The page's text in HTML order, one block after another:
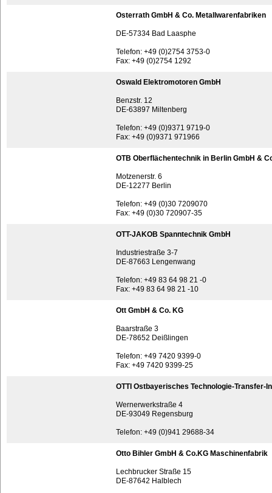
Osterrath GmbH & Co. Metallwarenfabriken
DE-57334 Bad Laasphe
Telefon: +49 (0)2754 3753-0
Fax: +49 (0)2754 1292
Oswald Elektromotoren GmbH
Benzstr. 12
DE-63897 Miltenberg
Telefon: +49 (0)9371 9719-0
Fax: +49 (0)9371 971966
OTB Oberflächentechnik in Berlin GmbH &
Motzenerstr. 6
DE-12277 Berlin
Telefon: +49 (0)30 7209070
Fax: +49 (0)30 720907-35
OTT-JAKOB Spanntechnik GmbH
Industriestraße 3-7
DE-87663 Lengenwang
Telefon: +49 83 64 98 21 -0
Fax: +49 83 64 98 21 -10
Ott GmbH & Co. KG
Baarstraße 3
DE-78652 Deißlingen
Telefon: +49 7420 9399-0
Fax: +49 7420 9399-25
OTTI Ostbayerisches Technologie-Transfer-
Wernerwerkstraße 4
DE-93049 Regensburg
Telefon: +49 (0)941 29688-34
Otto Bihler GmbH & Co.KG Maschinenfabrik
Lechbrucker Straße 15
DE-87642 Halblech